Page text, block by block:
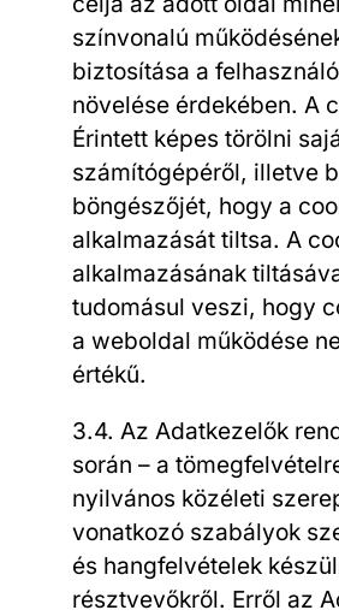
színvonalú
biztosítása a
növelése érdekében. A
Érintett képes törölni
számítógépéről, illetve
böngészőjét, hogy a
alkalmazását tiltsa. A
alkalmazásának
tudomásul veszi, hogy
a weboldal működése
értékű.
3.4. Az Adatkezelők
során – a
nyilvános közéleti
vonatkozó szabályok
és hangfelvételek
résztvevőkről. Erről az